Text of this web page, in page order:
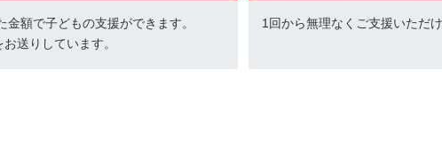
額で子どもの支援ができます。
送りしています。
1回から無理なくご支援いただけ